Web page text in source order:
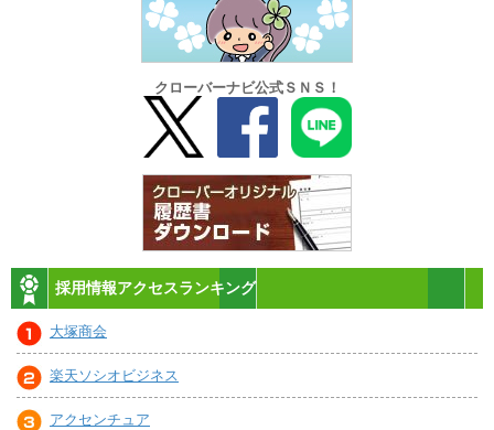
クローバーナビ公式ＳＮＳ！
採用情報アクセスランキング
大塚商会
楽天ソシオビジネス
アクセンチュア